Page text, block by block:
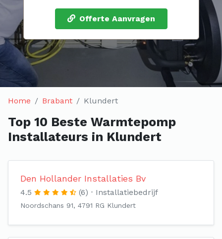
Offerte Aanvragen
Home Brabant Klundert
Top 10 Beste Warmtepomp
Installateurs in Klundert
Den Hollander Installaties Bv
4.5 (6) Installatiebedrijf
Noordschans 91, 4791 RG Klundert